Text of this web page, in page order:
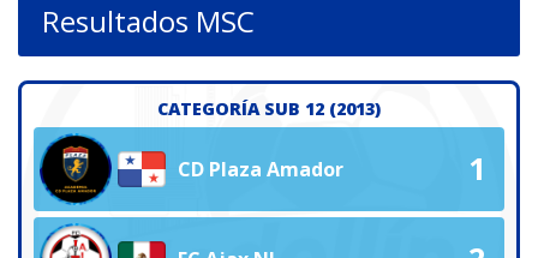
Resultados MSC
CATEGORÍA SUB 12 (2013)
CD Plaza Amador 1